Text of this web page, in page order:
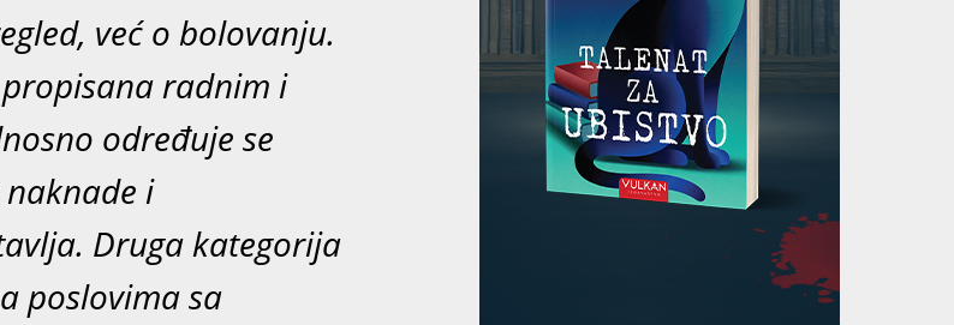
već o bolovanju.
radnim i
određuje se
i
Druga kategorija
poslovima sa